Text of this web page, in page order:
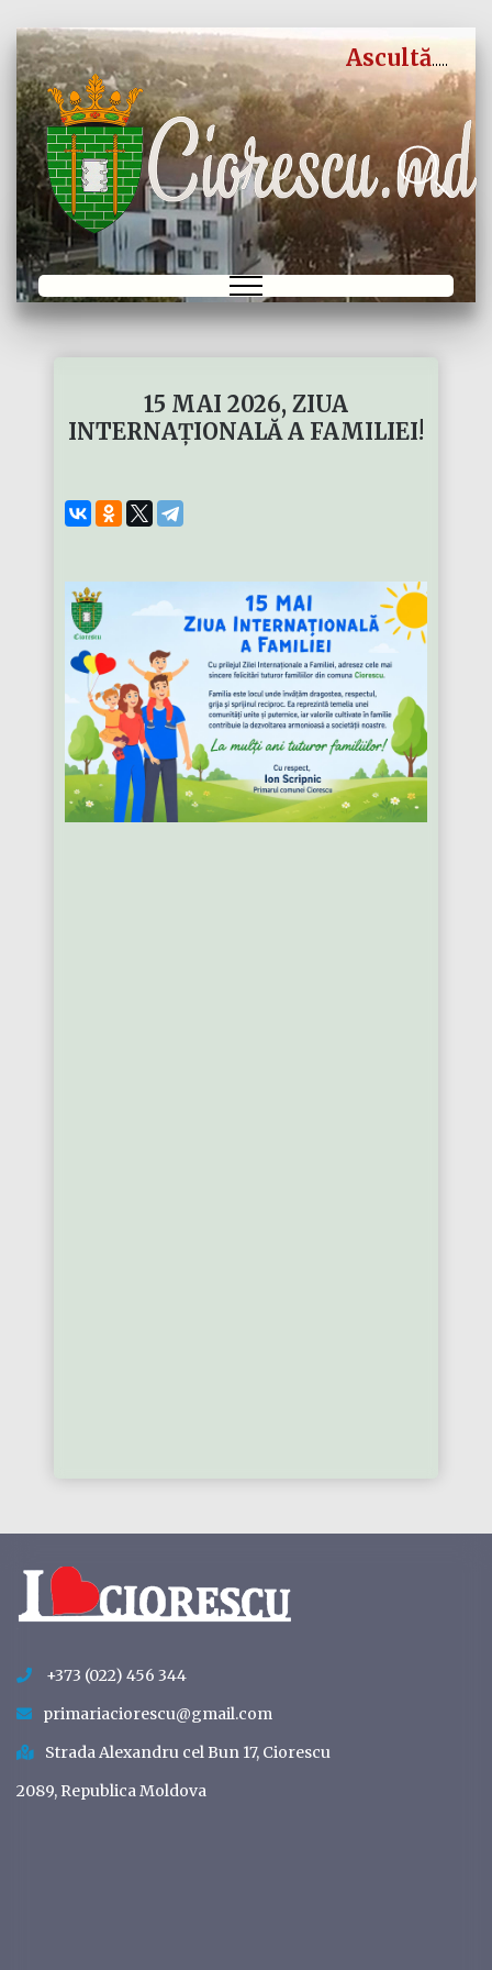
Ascultă
15 MAI 2026, ZIUA
INTERNAȚIONALĂ A FAMILIEI!
+373 (022) 456 344
primariaciorescu@gmail.com
Strada Alexandru cel Bun 17, Ciorescu
2089, Republica Moldova